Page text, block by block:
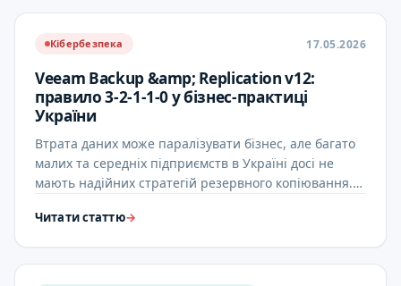
17.05.2026
Кібербезпека
Veeam Backup &amp; Replication v12:
правило 3-2-1-1-0 у бізнес-практиці
України
Втрата даних може паралізувати бізнес, але багато
малих та середніх підприємств в Україні досі не
мають надійних стратегій резервного копіювання.
Читати статтю→